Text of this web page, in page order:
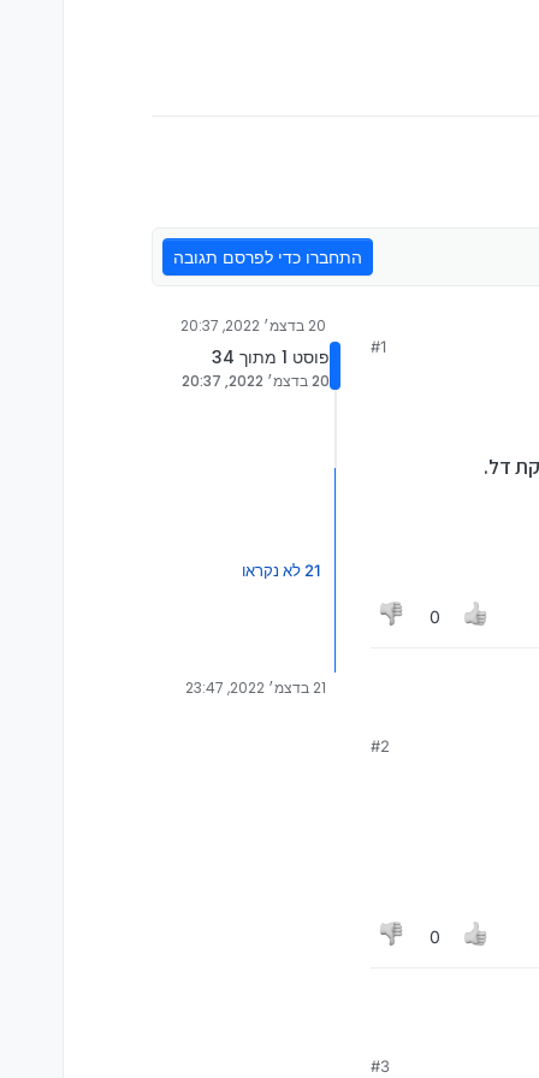
התחברו כדי לפרסם תגובה
#1
דל.
0
#2
0
#3
20 בדצמ׳ 2022, 20:37
פוסט 1 מתוך 34
20 בדצמ׳ 2022, 20:37
21 לא נקראו
21 בדצמ׳ 2022, 23:47